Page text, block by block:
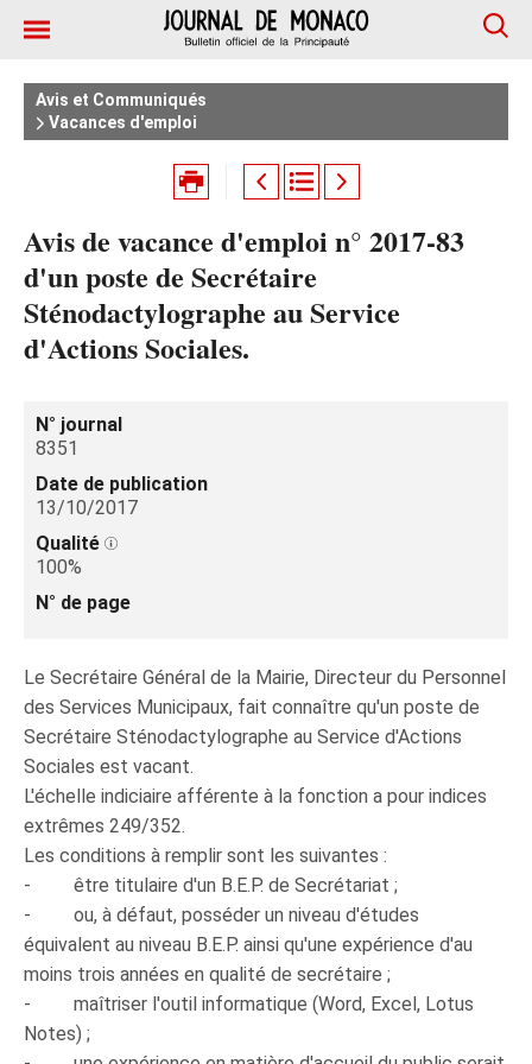
Avis et Communiqués
Vacances d'emploi
Avis de vacance d'emploi n° 2017-83
d'un poste de Secrétaire
Sténodactylographe au Service
d'Actions Sociales.
N° journal
8351
Date de publication
13/10/2017
Qualité
100%
N° de page
Le Secrétaire Général de la Mairie, Directeur du Personnel
des Services Municipaux, fait connaître qu'un poste de
Secrétaire Sténodactylographe au Service d'Actions
Sociales est vacant.
L'échelle indiciaire afférente à la fonction a pour indices
extrêmes 249/352.
Les conditions à remplir sont les suivantes :
- être titulaire d'un B.E.P. de Secrétariat ;
- ou, à défaut, posséder un niveau d'études
équivalent au niveau B.E.P. ainsi qu'une expérience d'au
moins trois années en qualité de secrétaire ;
- maîtriser l'outil informatique (Word, Excel, Lotus
Notes) ;